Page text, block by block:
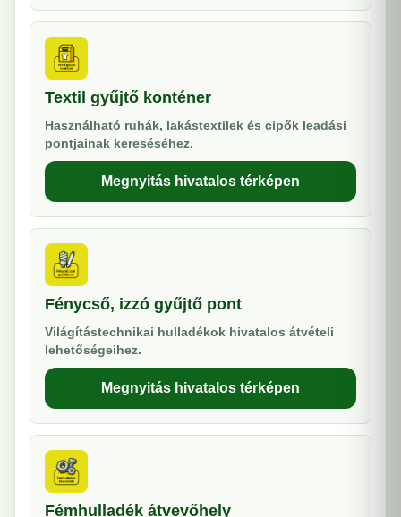
Textil gyűjtő konténer
Használható ruhák, lakástextilek és cipők leadási
pontjainak kereséséhez.
Megnyitás hivatalos térképen
Fénycső, izzó gyűjtő pont
Világítástechnikai hulladékok hivatalos átvételi
lehetőségeihez.
Megnyitás hivatalos térképen
Fémhulladék átvevőhely